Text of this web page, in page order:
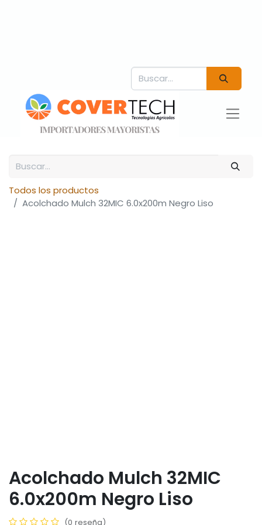
Todos los productos
Acolchado Mulch 32MIC 6.0x200m Negro Liso
Acolchado Mulch 32MIC
6.0x200m Negro Liso
(0 reseña)